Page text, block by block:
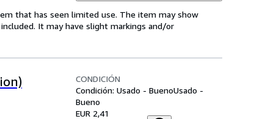
that has seen limited use. The item may show
It may have slight markings and/or
CONDICIÓN
Condición: Usado - BuenoUsado -
Bueno
EUR 2,41